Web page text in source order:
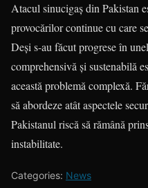
Atacul sinucigaș din Pakistan
provocărilor continue cu care
Deși s-au făcut progrese în
comprehensivă și sustenabilă
această problemă complexă.
să abordeze atât aspectele
Pakistanul riscă să rămână
instabilitate.
Categories: News